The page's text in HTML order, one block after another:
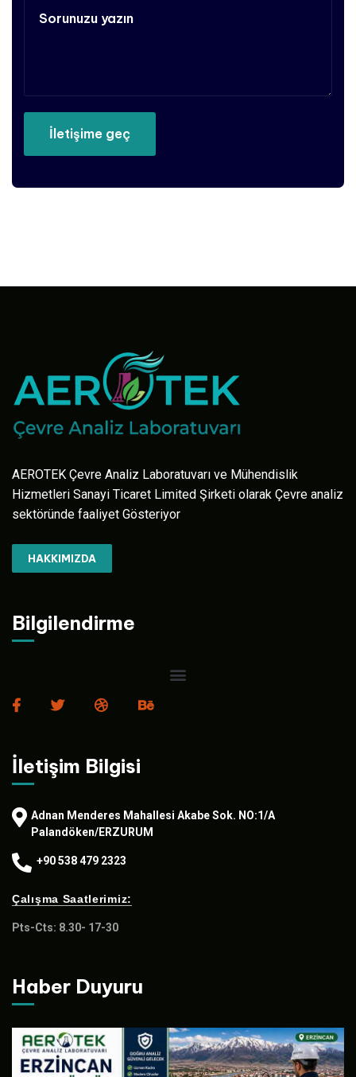
AEROTEK Çevre Analiz Laboratuvarı ve Mühendislik
Hizmetleri Sanayi Ticaret Limited Şirketi olarak Çevre analiz
sektöründe faaliyet Gösteriyor
HAKKIMIZDA
Bilgilendirme
İletişim Bilgisi
Adnan Menderes Mahallesi Akabe Sok. NO:1/A
Palandöken/ERZURUM
+90 538 479 2323
Çalışma Saatlerimiz:
Pts-Cts: 8.30- 17-30
Haber Duyuru